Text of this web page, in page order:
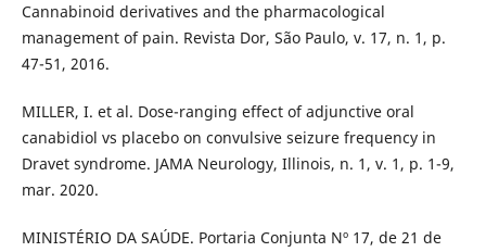
Cannabinoid derivatives and the pharmacological
management of pain. Revista Dor, São Paulo, v. 17, n. 1, p.
47-51, 2016.
MILLER, I. et al. Dose-ranging effect of adjunctive oral
canabidiol vs placebo on convulsive seizure frequency in
Dravet syndrome. JAMA Neurology, Illinois, n. 1, v. 1, p. 1-9,
mar. 2020.
MINISTÉRIO DA SAÚDE. Portaria Conjunta Nº 17, de 21 de